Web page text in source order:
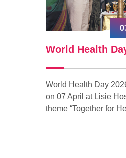
World Health
World Health Day
on 07 April at Lisie
theme “Together for